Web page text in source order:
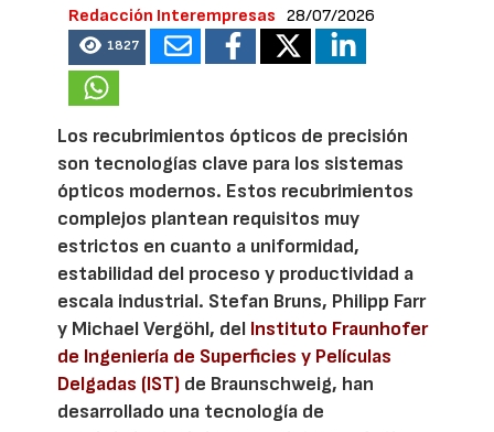
Redacción Interempresas 28/07/2026
1827
Los recubrimientos ópticos de precisión
son tecnologías clave para los sistemas
ópticos modernos. Estos recubrimientos
complejos plantean requisitos muy
estrictos en cuanto a uniformidad,
estabilidad del proceso y productividad a
escala industrial. Stefan Bruns, Philipp Farr
y Michael Vergöhl, del Instituto Fraunhofer
de Ingeniería de Superficies y Películas
Delgadas (IST) de Braunschweig, han
desarrollado una tecnología de